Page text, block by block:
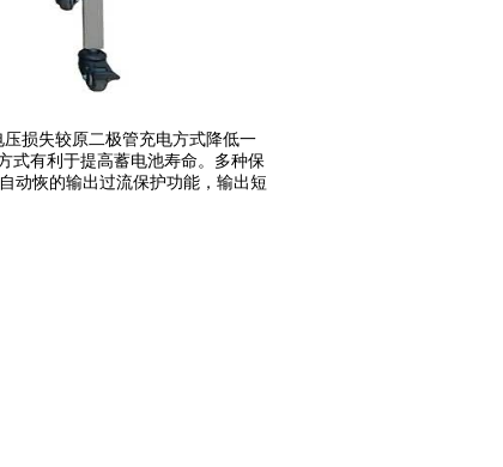
损失较原二极管充电方式降低一
式有利于提高蓄电池寿命。多种保
动恢的输出过流保护功能，输出短